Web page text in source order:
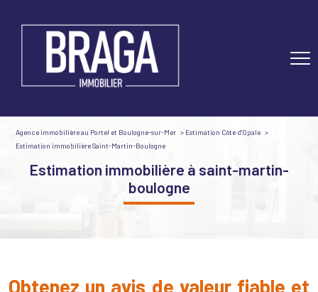
Agence immobilière au Portel et Boulogne-sur-Mer
Estimation Côte d'Opale
Estimation immobilière Saint-Martin-Boulogne
estimation immobilière à saint-martin-
boulogne
Obtenez un avis de valeur fiable et